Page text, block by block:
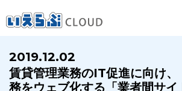
賃貸仲介 売買仲介
2019.12.02
賃貸管理業務のIT促進に向け
務をウェブ化する「業者間サイ